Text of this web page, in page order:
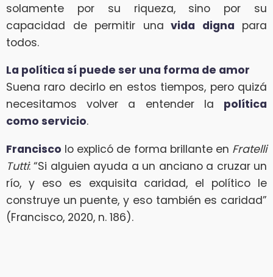
solamente por su riqueza, sino por su
capacidad de permitir una vida digna para
todos.
La política sí puede ser una forma de amor
Suena raro decirlo en estos tiempos, pero quizá
necesitamos volver a entender la política
como servicio.
Francisco lo explicó de forma brillante en Fratelli
Tutti: “Si alguien ayuda a un anciano a cruzar un
río, y eso es exquisita caridad, el político le
construye un puente, y eso también es caridad”
(Francisco, 2020, n. 186).